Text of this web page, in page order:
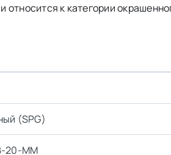
к категории
(SPG)
20-MM